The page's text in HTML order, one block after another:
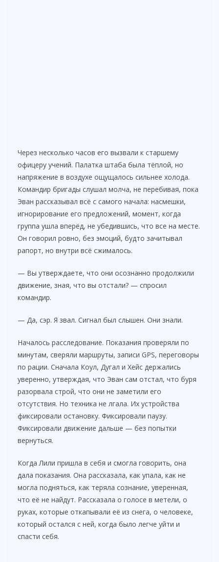
Через несколько часов его вызвали к старшему
офицеру учений. Палатка штаба была тёплой, но
напряжение в воздухе ощущалось сильнее холода.
Командир бригады слушал молча, не перебивая, пока
Эван рассказывал всё с самого начала: насмешки,
игнорирование его предложений, момент, когда
группа ушла вперёд, не убедившись, что все на месте.
Он говорил ровно, без эмоций, будто зачитывал
рапорт, но внутри всё сжималось.
— Вы утверждаете, что они осознанно продолжили
движение, зная, что вы отстали? — спросил
командир.
— Да, сэр. Я звал. Сигнал был слышен. Они знали.
Началось расследование. Показания проверяли по
минутам, сверяли маршруты, записи GPS, переговоры
по рации. Сначала Коул, Дугал и Хейс держались
уверенно, утверждая, что Эван сам отстал, что буря
разорвала строй, что они не заметили его
отсутствия. Но техника не лгала. Их устройства
фиксировали остановку. Фиксировали паузу.
Фиксировали движение дальше — без попытки
вернуться.
Когда Лили пришла в себя и смогла говорить, она
дала показания. Она рассказала, как упала, как не
могла подняться, как теряла сознание, уверенная,
что её не найдут. Рассказала о голосе в метели, о
руках, которые откапывали её из снега, о человеке,
который остался с ней, когда было легче уйти и
спасти себя.